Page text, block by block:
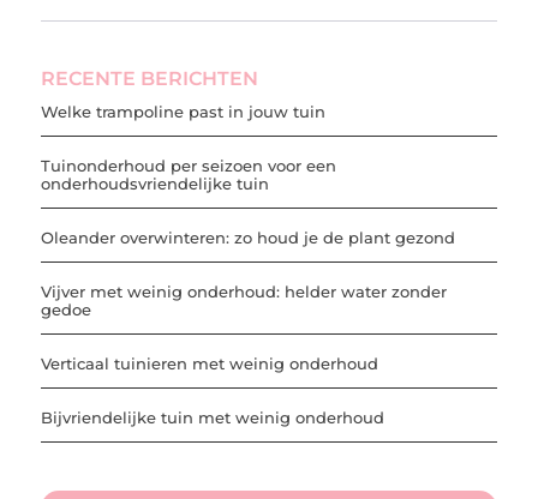
RECENTE BERICHTEN
Welke trampoline past in jouw tuin
Tuinonderhoud per seizoen voor een
onderhoudsvriendelijke tuin
Oleander overwinteren: zo houd je de plant gezond
Vijver met weinig onderhoud: helder water zonder
gedoe
Verticaal tuinieren met weinig onderhoud
Bijvriendelijke tuin met weinig onderhoud